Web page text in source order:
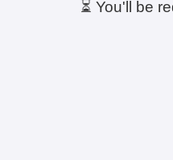
⏳ You'll be